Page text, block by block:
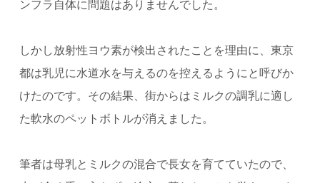
ンフラ自体に問題はありませんでした。
しかし放射性ヨウ素が検出されたことを理由に、東京
都は乳児に水道水を与えるのを控えるようにと呼びか
けたのです。 その結果、街からはミルクの調乳に適し
た軟水のペットボトルが消えました。
筆者は母乳とミルクの混合で長女を育てていたので、